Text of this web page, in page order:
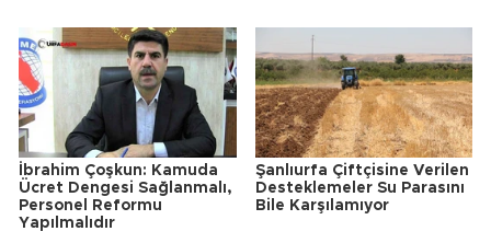
İbrahim Çoşkun: Kamuda
Ücret Dengesi Sağlanmalı,
Personel Reformu
Yapılmalıdır
Şanlıurfa Çiftçisine Verilen
Desteklemeler Su Parasını
Bile Karşılamıyor